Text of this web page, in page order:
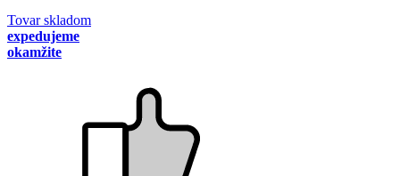
Tovar skladom
expedujeme
okamžite